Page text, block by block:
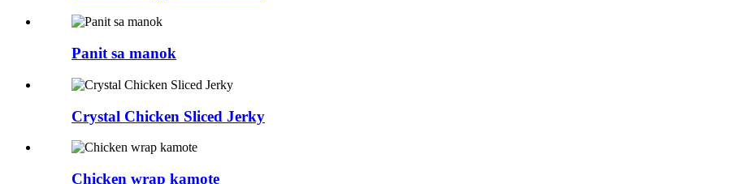
Panit sa manok
Crystal Chicken Sliced ​​Jerky
Chicken wrap kamote